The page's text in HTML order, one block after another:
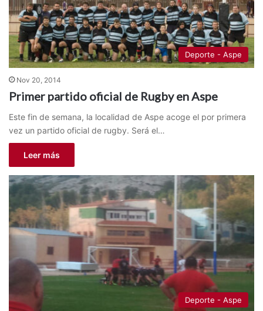
Deporte - Aspe
Nov 20, 2014
Primer partido oficial de Rugby en Aspe
Este fin de semana, la localidad de Aspe acoge el por primera
vez un partido oficial de rugby. Será el…
Leer más
Deporte - Aspe